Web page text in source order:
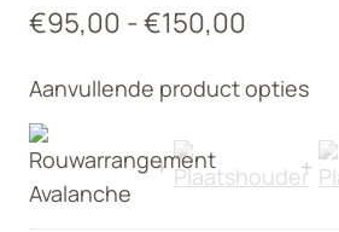
€95,00 -€150,00
tot
€150,00
Aanvullende product opties